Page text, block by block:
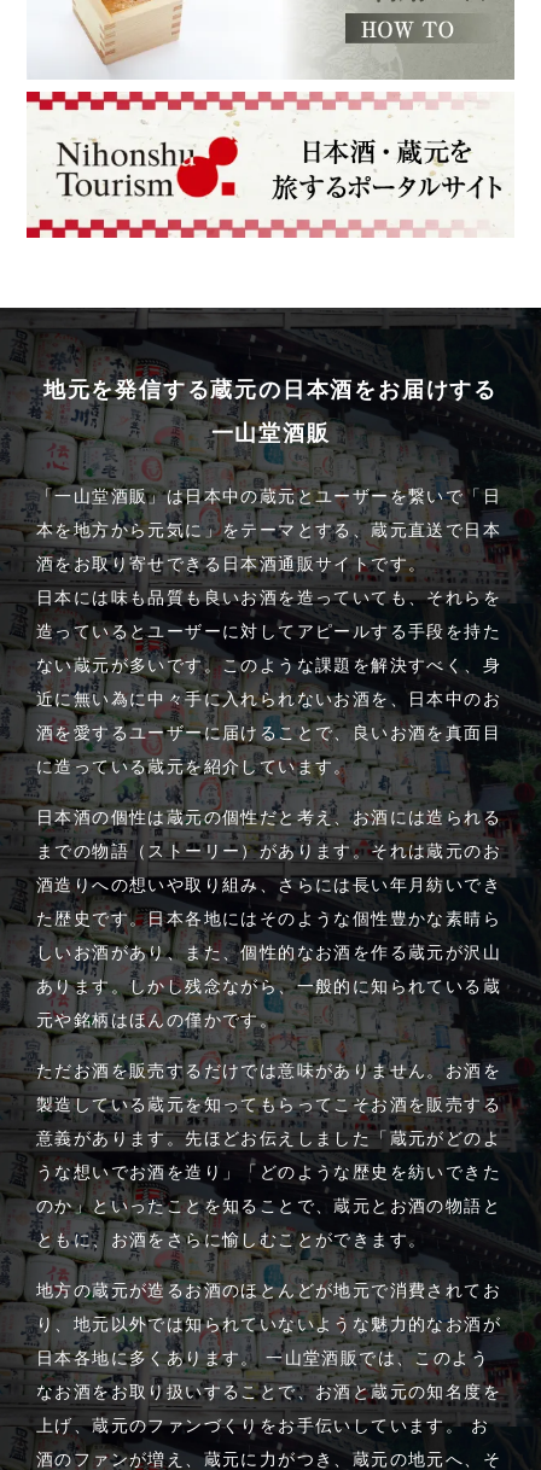
地元を発信する蔵元の日本酒をお届けする
一山堂酒販
「一山堂酒販」は日本中の蔵元とユーザーを繋いで「日
本を地方から元気に」をテーマとする、蔵元直送で日本
酒をお取り寄せできる日本酒通販サイトです。
日本には味も品質も良いお酒を造っていても、それらを
造っているとユーザーに対してアピールする手段を持た
ない蔵元が多いです。このような課題を解決すべく、身
近に無い為に中々手に入れられないお酒を、日本中のお
酒を愛するユーザーに届けることで、良いお酒を真面目
に造っている蔵元を紹介しています。
日本酒の個性は蔵元の個性だと考え、お酒には造られる
までの物語（ストーリー）があります。それは蔵元のお
酒造りへの想いや取り組み、さらには長い年月紡いでき
た歴史です。日本各地にはそのような個性豊かな素晴ら
しいお酒があり、また、個性的なお酒を作る蔵元が沢山
あります。しかし残念ながら、一般的に知られている蔵
元や銘柄はほんの僅かです。
ただお酒を販売するだけでは意味がありません。お酒を
製造している蔵元を知ってもらってこそお酒を販売する
意義があります。先ほどお伝えしました「蔵元がどのよ
うな想いでお酒を造り」「どのような歴史を紡いできた
のか」といったことを知ることで、蔵元とお酒の物語と
ともに、お酒をさらに愉しむことができます。
地方の蔵元が造るお酒のほとんどが地元で消費されてお
り、地元以外では知られていないような魅力的なお酒が
日本各地に多くあります。 一山堂酒販では、このよう
なお酒をお取り扱いすることで、お酒と蔵元の知名度を
上げ、蔵元のファンづくりをお手伝いしています。 お
酒のファンが増え、蔵元に力がつき、蔵元の地元へ、そ